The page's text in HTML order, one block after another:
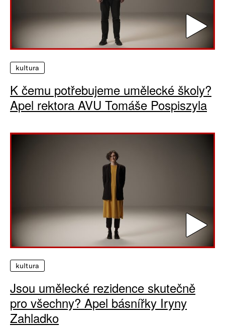
kultura
K čemu potřebujeme umělecké školy?
Apel rektora AVU Tomáše Pospiszyla
kultura
Jsou umělecké rezidence skutečně
pro všechny? Apel básnířky Iryny
Zahladko